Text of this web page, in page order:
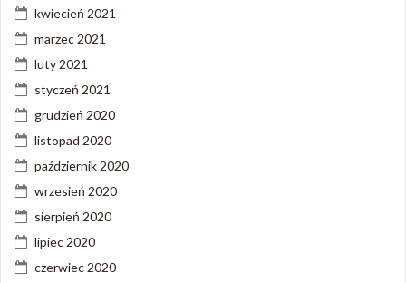
kwiecień 2021
marzec 2021
luty 2021
styczeń 2021
grudzień 2020
listopad 2020
październik 2020
wrzesień 2020
sierpień 2020
lipiec 2020
czerwiec 2020